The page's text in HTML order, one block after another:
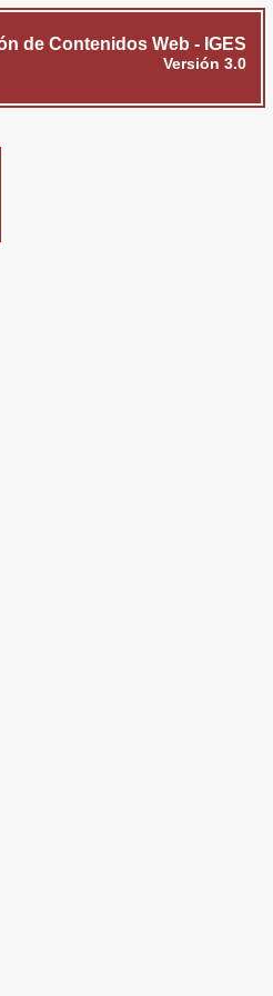
de Contenidos Web - IGES
Versión 3.0